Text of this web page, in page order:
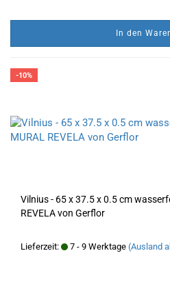
In den
-10%
Vilnius - 65 x 37.5 x 0.5 cm
REVELA von Gerflor
Lieferzeit: 7 - 9 Werktage (Ausland